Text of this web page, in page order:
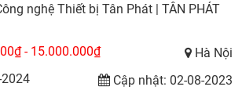
nghệ Thiết bị Tân Phát | TÂN PHÁT
- 15.000.000₫
Hà Nội
Cập nhật: 02-08-2023